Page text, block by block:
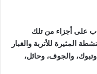
على أجزاء من تلك
المثيرة للأتربة والغبار
والجوف، وحائل،